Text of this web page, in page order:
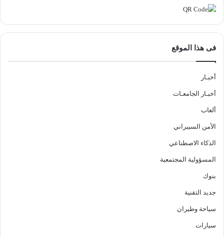
فى هذا الموقع
أخبـار
أخبـار الجامعـات
ألعاب
الأمن السيبراني
الذكاء الاصطناعي
المسؤولية المجتمعية
بنوك
جديد التقنية
سياحة وطيران
سيارات